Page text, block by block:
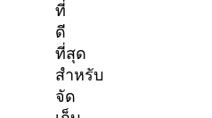
ที่
ดี
ที่สุด
สำหรับ
จัด